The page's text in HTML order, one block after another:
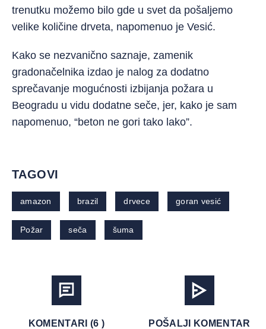
trenutku možemo bilo gde u svet da pošaljemo
velike količine drveta, napomenuo je Vesić.
Kako se nezvanično saznaje, zamenik
gradonačelnika izdao je nalog za dodatno
sprečavanje mogućnosti izbijanja požara u
Beogradu u vidu dodatne seče, jer, kako je sam
napomenuo, “beton ne gori tako lako”.
TAGOVI
amazon brazil drvece goran vesić
Požar seča šuma
KOMENTARI (6 ) POŠALJI KOMENTAR